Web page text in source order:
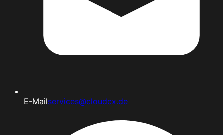
E-Mailservices@cloudox.de